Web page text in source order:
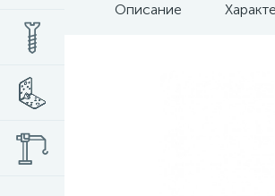
Описание